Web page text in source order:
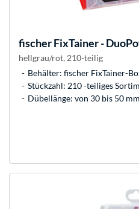
fischerFixTainer -
hellgrau/rot, 210-teilig
Behälter: fischer FixTainer-
Stückzahl: 210 -teiliges
Dübellänge: von 30 bis 50 mm